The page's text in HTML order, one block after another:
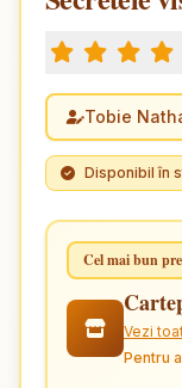
Tobie
Disponibil în
Cel mai bun
Vezi
Pentru